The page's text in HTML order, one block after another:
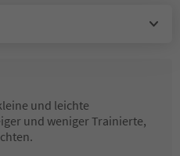
und leichte
und weniger Trainierte,